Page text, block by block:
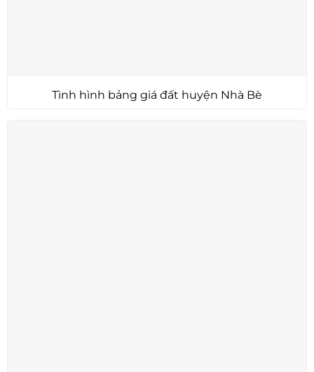
Tình hình bảng giá đất huyện Nhà Bè